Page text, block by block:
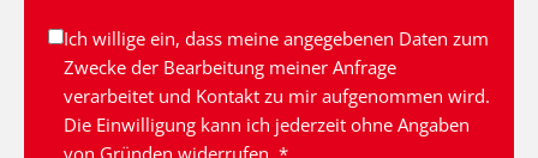
Ich willige ein, dass meine angegebenen Daten zum
Zwecke der Bearbeitung meiner Anfrage
verarbeitet und Kontakt zu mir aufgenommen wird.
Die Einwilligung kann ich jederzeit ohne Angaben